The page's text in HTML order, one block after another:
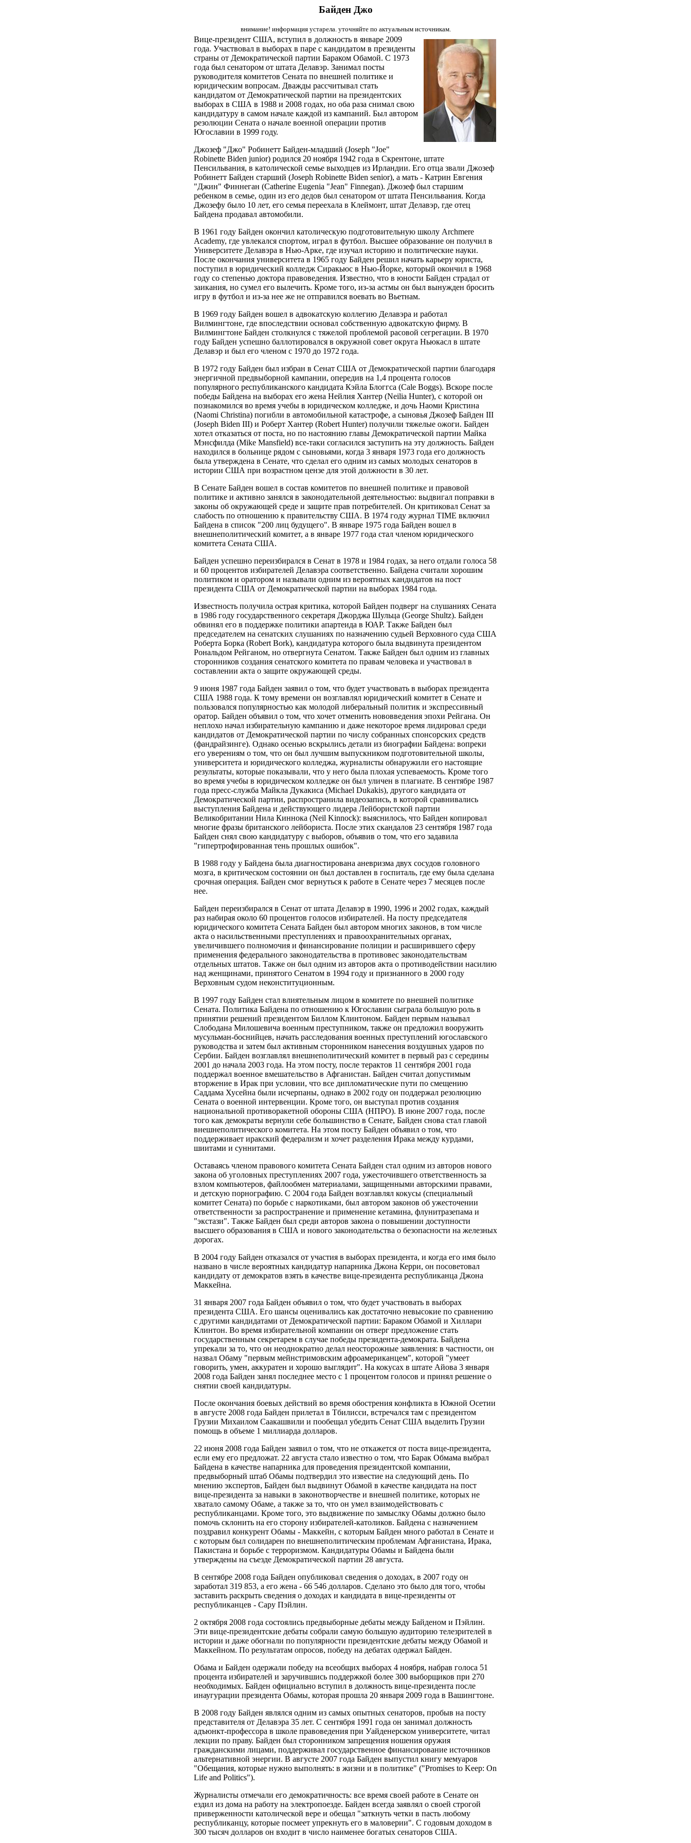
Байден Джо
внимание! информация устарела. уточняйте по актуальным источникам.
Вице-президент США, вступил в должность в январе 2009
года. Участвовал в выборах в паре с кандидатом в президенты
страны от Демократической партии Бараком Обамой. С 1973
года был сенатором от штата Делавэр. Занимал посты
руководителя комитетов Сената по внешней политике и
юридическим вопросам. Дважды рассчитывал стать
кандидатом от Демократической партии на президентских
выборах в США в 1988 и 2008 годах, но оба раза снимал свою
кандидатуру в самом начале каждой из кампаний. Был автором
резолюции Сената о начале военной операции против
Югославии в 1999 году.
Джозеф "Джо" Робинетт Байден-младший (Joseph "Joe"
Robinette Biden junior) родился 20 ноября 1942 года в Скрентоне, штате
Пенсильвания, в католической семье выходцев из Ирландии. Его отца звали Джозеф
Робинетт Байден старший (Joseph Robinette Biden senior), а мать - Катрин Евгения
"Джин" Финнеган (Catherine Eugenia "Jean" Finnegan). Джозеф был старшим
ребенком в семье, один из его дедов был сенатором от штата Пенсильвания. Когда
Джозефу было 10 лет, его семья переехала в Клеймонт, штат Делавэр, где отец
Байдена продавал автомобили.
В 1961 году Байден окончил католическую подготовительную школу Archmere
Academy, где увлекался спортом, играл в футбол. Высшее образование он получил в
Университете Делавэра в Нью-Арке, где изучал историю и политические науки.
После окончания университета в 1965 году Байден решил начать карьеру юриста,
поступил в юридический колледж Сиракьюс в Нью-Йорке, который окончил в 1968
году со степенью доктора правоведения. Известно, что в юности Байден страдал от
заикания, но сумел его вылечить. Кроме того, из-за астмы он был вынужден бросить
игру в футбол и из-за нее же не отправился воевать во Вьетнам.
В 1969 году Байден вошел в адвокатскую коллегию Делавэра и работал
Вилмингтоне, где впоследствии основал собственную адвокатскую фирму. В
Вилмингтоне Байден столкнулся с тяжелой проблемой расовой сегрегации. В 1970
году Байден успешно баллотировался в окружной совет округа Ньюкасл в штате
Делавэр и был его членом с 1970 до 1972 года.
В 1972 году Байден был избран в Сенат США от Демократической партии благодаря
энергичной предвыборной кампании, опередив на 1,4 процента голосов
популярного республиканского кандидата Кэйла Блоггса (Cale Boggs). Вскоре после
победы Байдена на выборах его жена Нейлия Хантер (Neilia Hunter), с которой он
познакомился во время учебы в юридическом колледже, и дочь Наоми Кристина
(Naomi Christina) погибли в автомобильной катастрофе, а сыновья Джозеф Байден III
(Joseph Biden III) и Роберт Хантер (Robert Hunter) получили тяжелые ожоги. Байден
хотел отказаться от поста, но по настоянию главы Демократической партии Майка
Мэнсфилда (Mike Mansfield) все-таки согласился заступить на эту должность. Байден
находился в больнице рядом с сыновьями, когда 3 января 1973 года его должность
была утверждена в Сенате, что сделал его одним из самых молодых сенаторов в
истории США при возрастном цензе для этой должности в 30 лет.
В Сенате Байден вошел в состав комитетов по внешней политике и правовой
политике и активно занялся в законодательной деятельностью: выдвигал поправки в
законы об окружающей среде и защите прав потребителей. Он критиковал Сенат за
слабость по отношению к правительству США. В 1974 году журнал TIME включил
Байдена в список "200 лиц будущего". В январе 1975 года Байден вошел в
внешнеполитический комитет, а в январе 1977 года стал членом юридического
комитета Сената США.
Байден успешно переизбирался в Сенат в 1978 и 1984 годах, за него отдали голоса 58
и 60 процентов избирателей Делавэра соответственно. Байдена считали хорошим
политиком и оратором и называли одним из вероятных кандидатов на пост
президента США от Демократической партии на выборах 1984 года.
Известность получила острая критика, которой Байден подверг на слушаниях Сената
в 1986 году государственного секретаря Джорджа Шульца (George Shultz). Байден
обвинял его в поддержке политики апартеида в ЮАР. Также Байден был
председателем на сенатских слушаниях по назначению судьей Верховного суда США
Роберта Борка (Robert Bork), кандидатура которого была выдвинута президентом
Рональдом Рейганом, но отвергнута Сенатом. Также Байден был одним из главных
сторонников создания сенатского комитета по правам человека и участвовал в
составлении акта о защите окружающей среды.
9 июня 1987 года Байден заявил о том, что будет участвовать в выборах президента
США 1988 года. К тому времени он возглавлял юридический комитет в Сенате и
пользовался популярностью как молодой либеральный политик и экспрессивный
оратор. Байден объявил о том, что хочет отменить нововведения эпохи Рейгана. Он
неплохо начал избирательную кампанию и даже некоторое время лидировал среди
кандидатов от Демократической партии по числу собранных спонсорских средств
(фандрайзинге). Однако осенью вскрылись детали из биографии Байдена: вопреки
его уверениям о том, что он был лучшим выпускником подготовительной школы,
университета и юридического колледжа, журналисты обнаружили его настоящие
результаты, которые показывали, что у него была плохая успеваемость. Кроме того
во время учебы в юридическом колледже он был уличен в плагиате. В сентябре 1987
года пресс-служба Майкла Дукакиса (Michael Dukakis), другого кандидата от
Демократической партии, распространила видеозапись, в которой сравнивались
выступления Байдена и действующего лидера Лейбористской партии
Великобритании Нила Киннока (Neil Kinnock): выяснилось, что Байден копировал
многие фразы британского лейбориста. После этих скандалов 23 сентября 1987 года
Байден снял свою кандидатуру с выборов, объявив о том, что его задавила
"гипертрофированная тень прошлых ошибок".
В 1988 году у Байдена была диагностирована аневризма двух сосудов головного
мозга, в критическом состоянии он был доставлен в госпиталь, где ему была сделана
срочная операция. Байден смог вернуться к работе в Сенате через 7 месяцев после
нее.
Байден переизбирался в Сенат от штата Делавэр в 1990, 1996 и 2002 годах, каждый
раз набирая около 60 процентов голосов избирателей. На посту председателя
юридического комитета Сената Байден был автором многих законов, в том числе
акта о насильственными преступлениях и правоохранительных органах,
увеличившего полномочия и финансирование полиции и расширившего сферу
применения федерального законодательства в противовес законодательствам
отдельных штатов. Также он был одним из авторов акта о противодействии насилию
над женщинами, принятого Сенатом в 1994 году и признанного в 2000 году
Верховным судом неконституционным.
В 1997 году Байден стал влиятельным лицом в комитете по внешней политике
Сената. Политика Байдена по отношению к Югославии сыграла большую роль в
принятии решений президентом Биллом Клинтоном. Байден первым называл
Слободана Милошевича военным преступником, также он предложил вооружить
мусульман-боснийцев, начать расследования военных преступлений югославского
руководства и затем был активным сторонником нанесения воздушных ударов по
Сербии. Байден возглавлял внешнеполитический комитет в первый раз с середины
2001 до начала 2003 года. На этом посту, после терактов 11 сентября 2001 года
поддержал военное вмешательство в Афганистан. Байден считал допустимым
вторжение в Ирак при условии, что все дипломатические пути по смещению
Саддама Хусейна были исчерпаны, однако в 2002 году он поддержал резолюцию
Сената о военной интервенции. Кроме того, он выступал против создания
национальной противоракетной обороны США (НПРО). В июне 2007 года, после
того как демократы вернули себе большинство в Сенате, Байден снова стал главой
внешнеполитического комитета. На этом посту Байден объявил о том, что
поддерживает иракский федерализм и хочет разделения Ирака между курдами,
шиитами и суннитами.
Оставаясь членом правового комитета Сената Байден стал одним из авторов нового
закона об уголовных преступлениях 2007 года, ужесточившего ответственность за
взлом компьютеров, файлообмен материалами, защищенными авторскими правами,
и детскую порнографию. С 2004 года Байден возглавлял кокусы (специальный
комитет Сената) по борьбе с наркотиками, был автором законов об ужесточении
ответственности за распространение и применение кетамина, флунитразепама и
"экстази". Также Байден был среди авторов закона о повышении доступности
высшего образования в США и нового законодательства о безопасности на железных
дорогах.
В 2004 году Байден отказался от участия в выборах президента, и когда его имя было
названо в числе вероятных кандидатур напарника Джона Керри, он посоветовал
кандидату от демократов взять в качестве вице-президента республиканца Джона
Маккейна.
31 января 2007 года Байден объявил о том, что будет участвовать в выборах
президента США. Его шансы оценивались как достаточно невысокие по сравнению
с другими кандидатами от Демократической партии: Бараком Обамой и Хиллари
Клинтон. Во время избирательной компании он отверг предложение стать
государственным секретарем в случае победы президента-демократа. Байдена
упрекали за то, что он неоднократно делал неосторожные заявления: в частности, он
назвал Обаму "первым мейнстримовским афроамериканцем", которой "умеет
говорить, умен, аккуратен и хорошо выглядит". На кокусах в штате Айова 3 января
2008 года Байден занял последнее место с 1 процентом голосов и принял решение о
снятии своей кандидатуры.
После окончания боевых действий во время обострения конфликта в Южной Осетии
в августе 2008 года Байден прилетал в Тбилисси, встречался там с президентом
Грузии Михаилом Саакашвили и пообещал убедить Сенат США выделить Грузии
помощь в объеме 1 миллиарда долларов.
22 июня 2008 года Байден заявил о том, что не откажется от поста вице-президента,
если ему его предложат. 22 августа стало известно о том, что Барак Обмама выбрал
Байдена в качестве напарника для проведения президентской компании,
предвыборный штаб Обамы подтвердил это известие на следующий день. По
мнению экспертов, Байден был выдвинут Обамой в качестве кандидата на пост
вице-президента за навыки в законотворчестве и внешней политике, которых не
хватало самому Обаме, а также за то, что он умел взаимодействовать с
республиканцами. Кроме того, это выдвижение по замыслку Обамы должно было
помочь склонить на его сторону избирателей-католиков. Байдена с назначением
поздравил конкурент Обамы - Маккейн, с которым Байден много работал в Сенате и
с которым был солидарен по внешнеполитическим проблемам Афганистана, Ирака,
Пакистана и борьбе с терроризмом. Кандидатуры Обамы и Байдена были
утверждены на съезде Демократической партии 28 августа.
В сентябре 2008 года Байден опубликовал сведения о доходах, в 2007 году он
заработал 319 853, а его жена - 66 546 долларов. Сделано это было для того, чтобы
заставить раскрыть сведения о доходах и кандидата в вице-президенты от
республиканцев - Сару Пэйлин.
2 октября 2008 года состоялись предвыборные дебаты между Байденом и Пэйлин.
Эти вице-президентские дебаты собрали самую большую аудиторию телезрителей в
истории и даже обогнали по популярности президентские дебаты между Обамой и
Маккейном. По результатам опросов, победу на дебатах одержал Байден.
Обама и Байден одержали победу на всеобщих выборах 4 ноября, набрав голоса 51
процента избирателей и заручившись поддержкой более 300 выборщиков при 270
необходимых. Байден официально вступил в должность вице-президента после
инаугурации президента Обамы, которая прошла 20 января 2009 года в Вашингтоне.
В 2008 году Байден являлся одним из самых опытных сенаторов, пробыв на посту
представителя от Делавэра 35 лет. С сентября 1991 года он занимал должность
адъюнкт-профессора в школе правоведения при Уайденерском университете, читал
лекции по праву. Байден был сторонником запрещения ношения оружия
гражданскими лицами, поддерживал государственное финансирование источников
альтернативной энергии. В августе 2007 года Байден выпустил книгу мемуаров
"Обещания, которые нужно выполнять: в жизни и в политике" ("Promises to Keep: On
Life and Politics").
Журналисты отмечали его демократичность: все время своей работе в Сенате он
ездил из дома на работу на электропоезде. Байден всегда заявлял о своей строгой
приверженности католической вере и обещал "заткнуть четки в пасть любому
республиканцу, которые посмеет упрекнуть его в маловерии". С годовым доходом в
300 тысяч долларов он входит в число наименее богатых сенаторов США.